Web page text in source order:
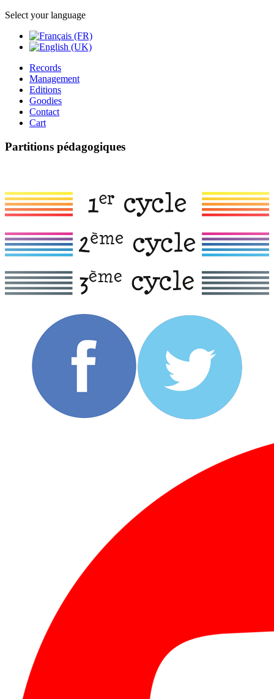
Select your language
Records
Management
Editions
Goodies
Contact
Cart
Partitions pédagogiques